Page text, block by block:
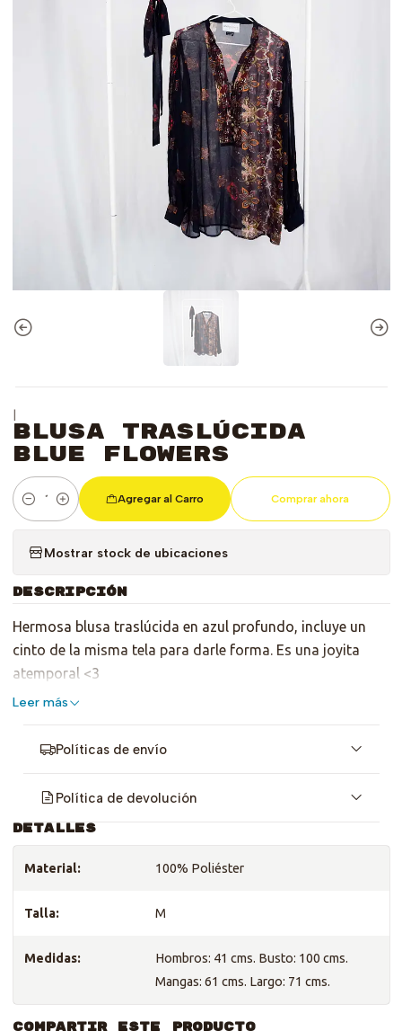
|
Blusa Traslúcida
Blue Flowers
Cantidad
Agregar al Carro Comprar ahora
Mostrar stock de ubicaciones
DESCRIPCIÓN
Hermosa blusa traslúcida en azul profundo, incluye un
cinto de la misma tela para darle forma. Es una joyita
atemporal <3
Leer más
Políticas de envío
Política de devolución
DETALLES
Material: 100% Poliéster
Talla: M
Medidas:
Hombros: 41 cms. Busto: 100 cms.
Mangas: 61 cms. Largo: 71 cms.
COMPARTIR ESTE PRODUCTO